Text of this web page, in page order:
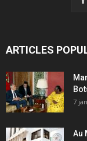
ARTICLES
7
Au